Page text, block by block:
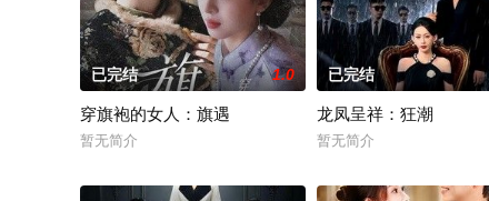
已完结 1.0
穿旗袍的女人：旗遇
暂无简介
已完结
龙凤呈祥：狂潮
暂无简介